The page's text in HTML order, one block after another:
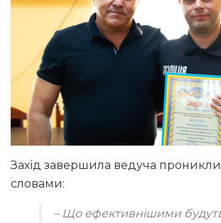
Захід завершила ведуча
словами:
– Що ефективнішими